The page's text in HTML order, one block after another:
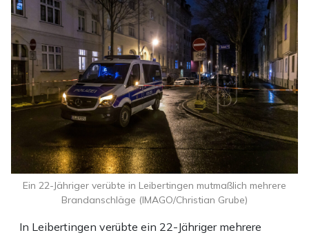
In Leibertingen verübte ein 22-Jähriger mehrere
Ein 22-Jähriger verübte in Leibertingen mutmaßlich mehrere
Brandanschläge (IMAGO/Christian Grube)